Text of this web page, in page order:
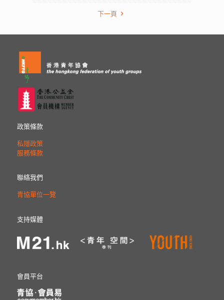
下一頁
政策條款
私隱政策
服務條款
聯絡我們
青協單位一覽
支持媒體
會員平台